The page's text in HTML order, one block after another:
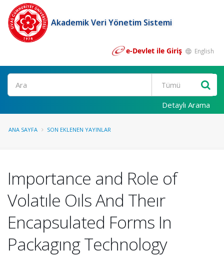
Akademik Veri Yönetim Sistemi
e-Devlet ile Giriş English
Ara
Detaylı Arama
ANA SAYFA SON EKLENEN YAYINLAR
Importance and Role of
Volatıle Oıls And Theır
Encapsulated Forms In
Packagıng Technology